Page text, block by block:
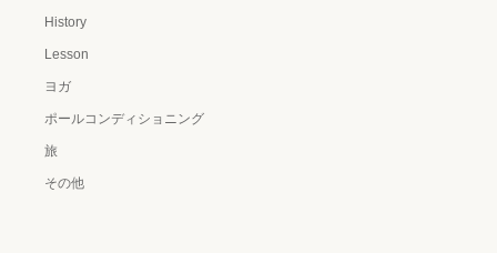
History
Lesson
ヨガ
ポールコンディショニング
旅
その他